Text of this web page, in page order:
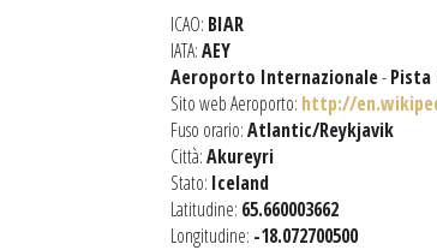
ICAO: BIAR
IATA:AEY
Aeroporto Internazionale-
Sito web Aeroporto: http://
Fuso orario:Atlantic/Reykjavik
Città:Akureyri
Stato: Iceland
Latitudine: 65.660003662
Longitudine: -18.072700500